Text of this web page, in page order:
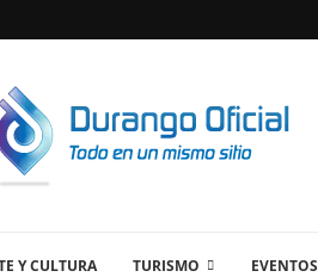
Confiables en Durango,...
Y CULTURA TURISMO EVENTOS